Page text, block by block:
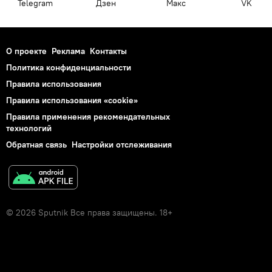
Telegram Дзен Макс VK
О проекте Реклама Контакты
Политика конфиденциальности
Правила использования
Правила использования «cookie»
Правила применения рекомендательных
технологий
Обратная связь Настройки отслеживания
© 2026 Sputnik Все права защищены. 18+